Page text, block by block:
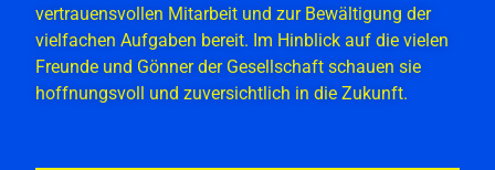
vertrauensvollen Mitarbeit und zur Bewältigung der
vielfachen Aufgaben bereit. Im Hinblick auf die vielen
Freunde und Gönner der Gesellschaft schauen sie
hoffnungsvoll und zuversichtlich in die Zukunft.